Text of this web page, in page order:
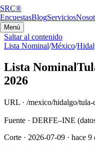
SRC®
EncuestasBlogServicios
Menú
Saltar al contenido
Lista Nominal/México/
Lista Nominal
2026
URL · /mexico/hidalgo/tula-
Fuente · DERFE–INE
Corte · 2026-07-09 · hace 9